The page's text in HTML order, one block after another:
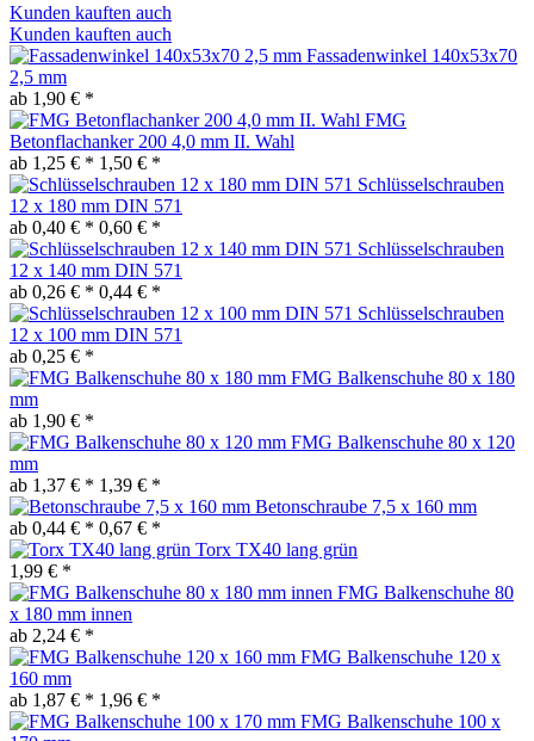
Kunden kauften auch
Kunden kauften auch
Fassadenwinkel 140x53x70
2,5 mm
ab 1,90 € *
FMG
Betonflachanker 200 4,0 mm II. Wahl
ab 1,25 € * 1,50 € *
Schlüsselschrauben
12 x 180 mm DIN 571
ab 0,40 € * 0,60 € *
Schlüsselschrauben
12 x 140 mm DIN 571
ab 0,26 € * 0,44 € *
Schlüsselschrauben
12 x 100 mm DIN 571
ab 0,25 € *
FMG Balkenschuhe 80 x 180
mm
ab 1,90 € *
FMG Balkenschuhe 80 x 120
mm
ab 1,37 € * 1,39 € *
Betonschraube 7,5 x 160 mm
ab 0,44 € * 0,67 € *
Torx TX40 lang grün
1,99 € *
FMG Balkenschuhe 80
x 180 mm innen
ab 2,24 € *
FMG Balkenschuhe 120 x
160 mm
ab 1,87 € * 1,96 € *
FMG Balkenschuhe 100 x